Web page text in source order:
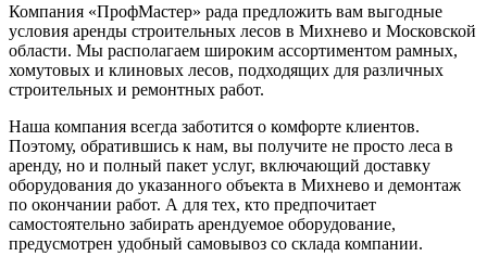
Компания «ПрофМастер» рада предложить вам выгодные
условия аренды строительных лесов в Михнево и Московской
области. Мы располагаем широким ассортиментом рамных,
хомутовых и клиновых лесов, подходящих для различных
строительных и ремонтных работ.
Наша компания всегда заботится о комфорте клиентов.
Поэтому, обратившись к нам, вы получите не просто леса в
аренду, но и полный пакет услуг, включающий доставку
оборудования до указанного объекта в Михнево и демонтаж
по окончании работ. А для тех, кто предпочитает
самостоятельно забирать арендуемое оборудование,
предусмотрен удобный самовывоз со склада компании.